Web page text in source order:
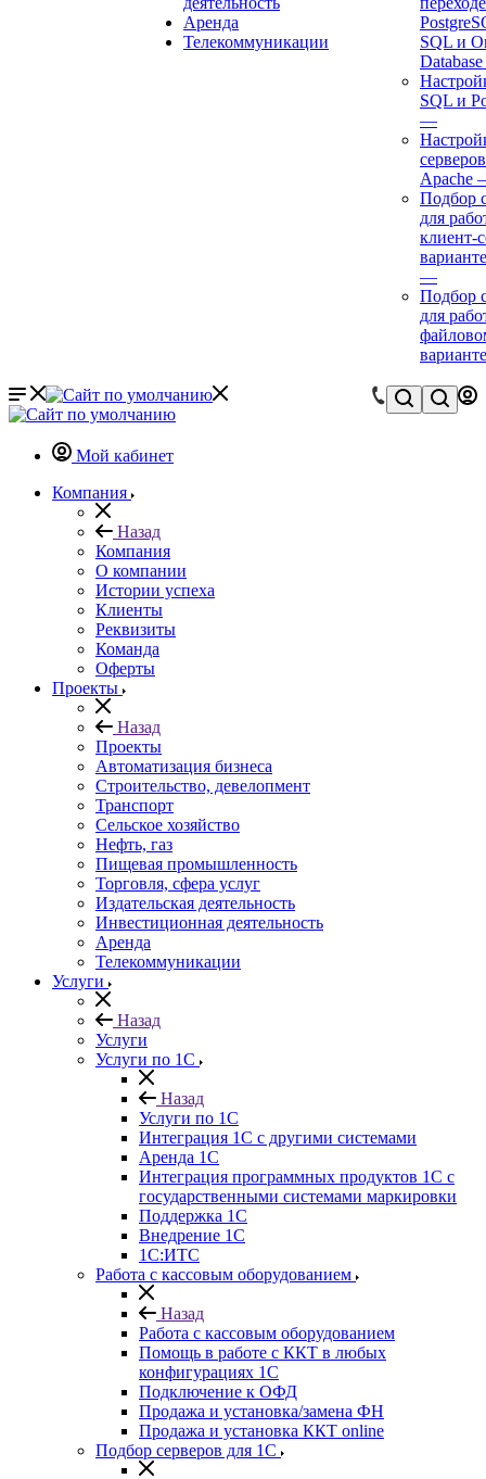
Аренда
Телекоммуникации
SQL и
Database
SQL и
—
Apache
Подбор
для
клиент-
—
Подбор
для
варианте
Мой кабинет
Компания
Назад
Компания
О компании
Истории успеха
Клиенты
Реквизиты
Команда
Оферты
Проекты
Назад
Проекты
Автоматизация бизнеса
Строительство, девелопмент
Транспорт
Сельское хозяйство
Нефть, газ
Пищевая промышленность
Торговля, сфера услуг
Издательская деятельность
Инвестиционная деятельность
Аренда
Телекоммуникации
Услуги
Назад
Услуги
Услуги по 1С
Назад
Услуги по 1С
Интеграция 1С с другими системами
Аренда 1С
Интеграция программных продуктов 1С с
государственными системами маркировки
Поддержка 1С
Внедрение 1С
1С:ИТС
Работа с кассовым оборудованием
Назад
Работа с кассовым оборудованием
Помощь в работе с ККТ в любых
конфигурациях 1С
Подключение к ОФД
Продажа и установка/замена ФН
Продажа и установка ККТ online
Подбор серверов для 1С